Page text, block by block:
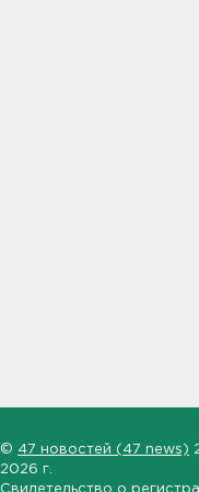
© 47 новостей (47 news)
2026 г.
Свидетельство о